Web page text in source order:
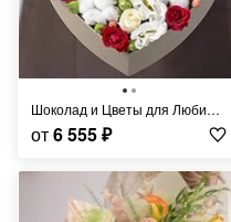
Шоколад и Цветы для Любимой
от6 555₽